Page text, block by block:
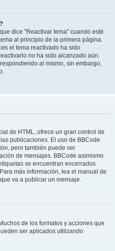
dice "Reactivar tema" cuando esté
al principio de la primera página.
el tema reactivado ha sido
no ha sido alcanzado aún.
al mismo, sin embargo,
de HTML, ofrece un gran control de
publicaciones. El uso de BBCode
pero también puede ser
de mensajes. BBCode asimismo
se encuentran encerrados
más información, lea el manual de
va a publicar un mensaje.
de los formatos y acciones que
ser aplicados utilizando